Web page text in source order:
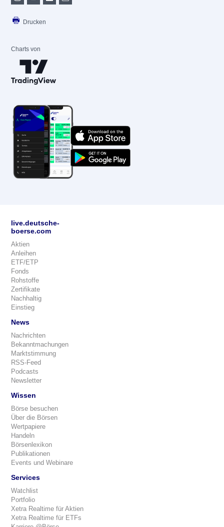
Drucken
Charts von
live.deutsche-
boerse.com
Aktien
Anleihen
ETF/ETP
Fonds
Rohstoffe
Zertifikate
Nachhaltig
Einstieg
News
Nachrichten
Bekanntmachungen
Marktstimmung
RSS-Feed
Podcasts
Newsletter
Wissen
Börse besuchen
Über die Börsen
Wertpapiere
Handeln
Börsenlexikon
Publikationen
Events und Webinare
Services
Watchlist
Portfolio
Xetra Realtime für Aktien
Xetra Realtime für ETFs